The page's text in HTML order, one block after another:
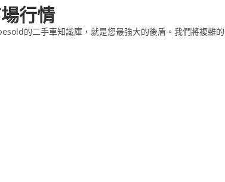
行情
的二手車知識庫，就是您最強大的後盾。我們將複雜